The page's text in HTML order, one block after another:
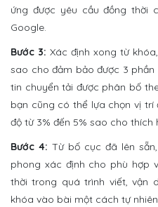
ứng được yêu cầu đồng thời
Google.
Bước 3: Xác định xong từ
sao cho đảm bảo được 3
tin chuyển tải được phân bố
bạn cũng có thể lựa chọn vị
độ từ 3% đến 5% sao cho thích
Bước 4: Từ bố cục đã lên
phong xác định cho phù hợp
thời trong quá trình viết, vận
khóa vào bài một cách tự